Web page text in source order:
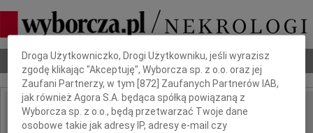
Nekrologi Odeszli Poradnik pogrzebowy
IMIĘ I NAZWISKO:
Dbamy o Twoją prywatność
Droga Użytkowniczko, Drogi Użytkowniku, jeśli wyrazisz
zgodę klikając "Akceptuję", Wyborcza sp. z o.o. oraz jej
Zaufani Partnerzy, w tym [872 ] Zaufanych Partnerów IAB,
jak również Agora S.A. będąca spółką powiązaną z
Wyborcza sp. z o.o., będą przetwarzać Twoje dane
osobowe takie jak adresy IP, adresy e-mail czy